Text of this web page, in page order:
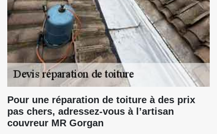
Pour une réparation de toiture à des prix
pas chers, adressez-vous à l’artisan
couvreur MR Gorgan